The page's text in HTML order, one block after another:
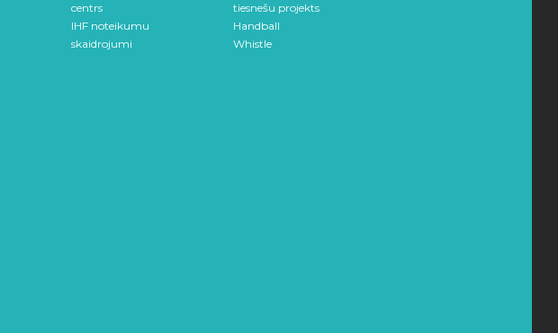
centrs
IHF noteikumu
skaidrojumi
tiesnešu projekts
Handball
Whistle